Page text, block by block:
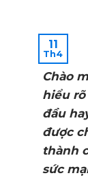
11
Th4
Chào
hiểu
đầu
được
thành
sức